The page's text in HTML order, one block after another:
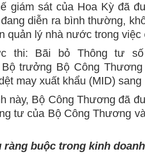
giám sát của Hoa Kỳ đã
diễn ra bình thường,
quản lý nhà nước trong việc
thi: Bãi bỏ Thông tư số
Bộ trưởng Bộ Công
may xuất khẩu (MID) sang
này, Bộ Công Thương đã
tư của Bộ Công Thương
ràng buộc trong kinh